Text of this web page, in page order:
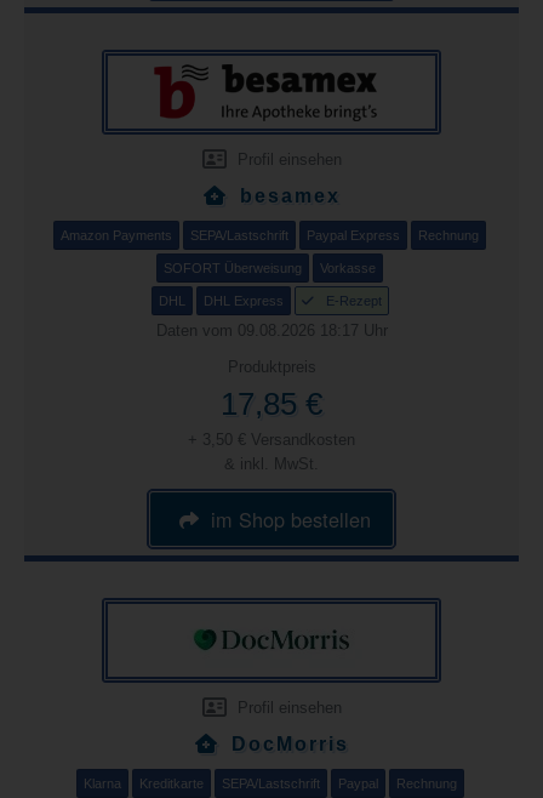
Profil einsehen
besamex
Amazon Payments SEPA/Lastschrift Paypal Express Rechnung
SOFORT Überweisung Vorkasse
DHL DHL Express E-Rezept
Daten vom 09.08.2026 18:17 Uhr
Produktpreis
17,85 €
+ 3,50 € Versandkosten
& inkl. MwSt.
im Shop bestellen
Profil einsehen
DocMorris
Klarna Kreditkarte SEPA/Lastschrift Paypal Rechnung